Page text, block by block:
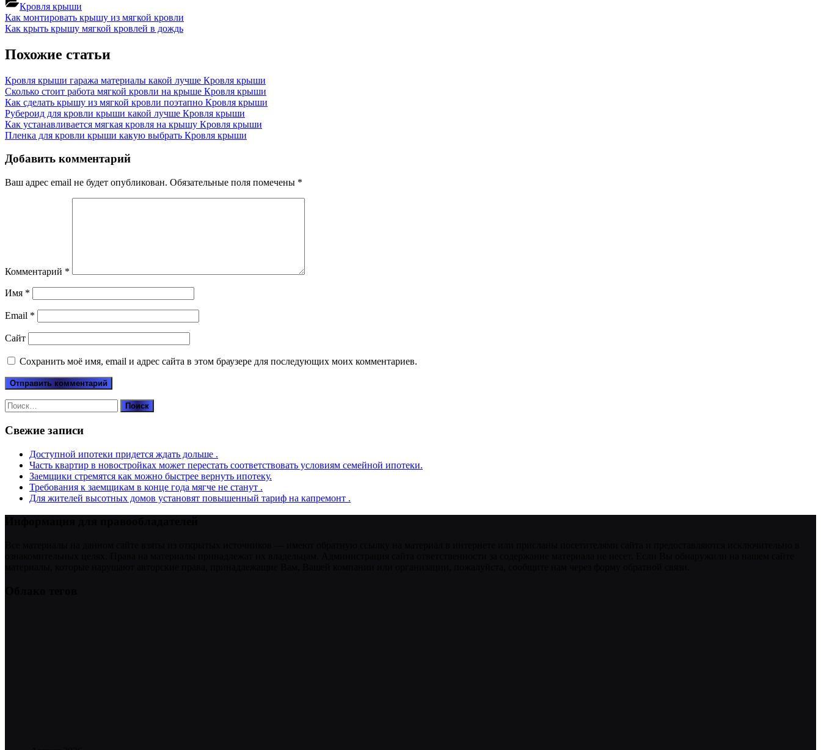
Кровля крыши
Навигация
по
записям
Previous
Post:
Как монтировать крышу из мягкой кровли
Next
Как крыть крышу мягкой кровлей в дождь
Похожие статьи
Кровля крыши гаража материалы какой лучше Кровля крыши
Сколько стоит работа мягкой кровли на крыше Кровля крыши
Как сделать крышу из мягкой кровли поэтапно Кровля крыши
Рубероид для кровли крыши какой лучше Кровля крыши
Как устанавливается мягкая кровля на крышу Кровля крыши
Пленка для кровли крыши какую выбрать Кровля крыши
Добавить комментарий
Ваш адрес email не будет опубликован. Обязательные поля помечены *
Комментарий *
Имя *
Email *
Сайт
Сохранить моё имя, email и адрес сайта в этом браузере для последующих моих комментариев.
Найти:
Свежие записи
Доступной ипотеки придется ждать дольше .
Часть квартир в новостройках может перестать соответствовать условиям семейной ипотеки.
Заемщики стремятся как можно быстрее вернуть ипотеку.
Требования к заемщикам в конце года мягче не станут .
Для жителей высотных домов установят повышенный тариф на капремонт .